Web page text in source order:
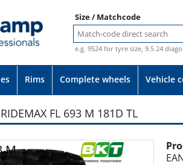
Size / Matchcode
e.g. 9524 for tyre size, 9.5 24
Rims Complete wheels Vehicle
FL 693 M 181D TL
M Photo provided without guarantee